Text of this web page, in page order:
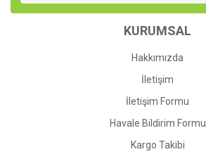
KURUMSAL
Hakkımızda
İletişim
İletişim Formu
Havale Bildirim Formu
Kargo Takibi